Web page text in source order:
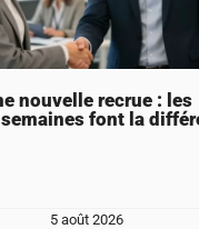
nouvelle recrue : les
font la
5 août 2026